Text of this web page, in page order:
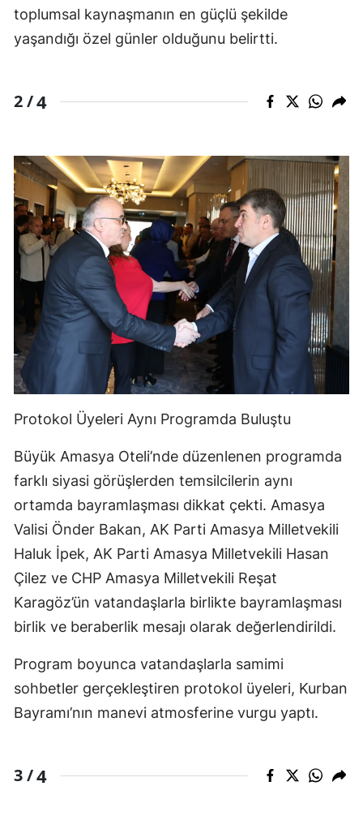
toplumsal kaynaşmanın en güçlü şekilde
yaşandığı özel günler olduğunu belirtti.
2 /4
Protokol Üyeleri Aynı Programda Buluştu
Büyük Amasya Oteli’nde düzenlenen programda
farklı siyasi görüşlerden temsilcilerin aynı
ortamda bayramlaşması dikkat çekti. Amasya
Valisi Önder Bakan, AK Parti Amasya Milletvekili
Haluk İpek, AK Parti Amasya Milletvekili Hasan
Çilez ve CHP Amasya Milletvekili Reşat
Karagöz’ün vatandaşlarla birlikte bayramlaşması
birlik ve beraberlik mesajı olarak değerlendirildi.
Program boyunca vatandaşlarla samimi
sohbetler gerçekleştiren protokol üyeleri, Kurban
Bayramı’nın manevi atmosferine vurgu yaptı.
3 /4